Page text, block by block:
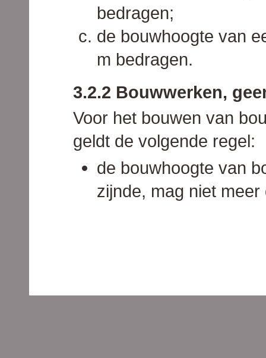
bedragen;
de bouwhoogte van
m bedragen.
3.2.2 Bouwwerken,
Voor het bouwen van
geldt de volgende regel:
de bouwhoogte van
zijnde, mag niet